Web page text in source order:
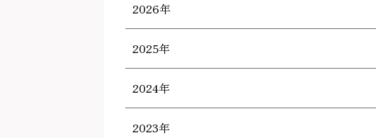
2026年
2025年
2024年
2023年